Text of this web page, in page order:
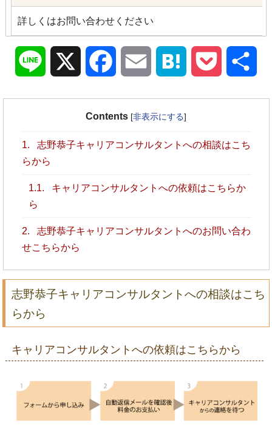
詳しくはお問い合わせください
Line Facebook Email Hatena Pocket
Contents [非表示にする]
1.
志野恭子キャリアコンサルタントへの相談はこち
らから
1.1.
キャリアコンサルタントへの依頼はこちらか
ら
2.
志野恭子キャリアコンサルタントへのお問い合わ
せこちらから
志野恭子キャリアコンサルタントへの相談はこち
らから
キャリアコンサルタントへの依頼はこちらから